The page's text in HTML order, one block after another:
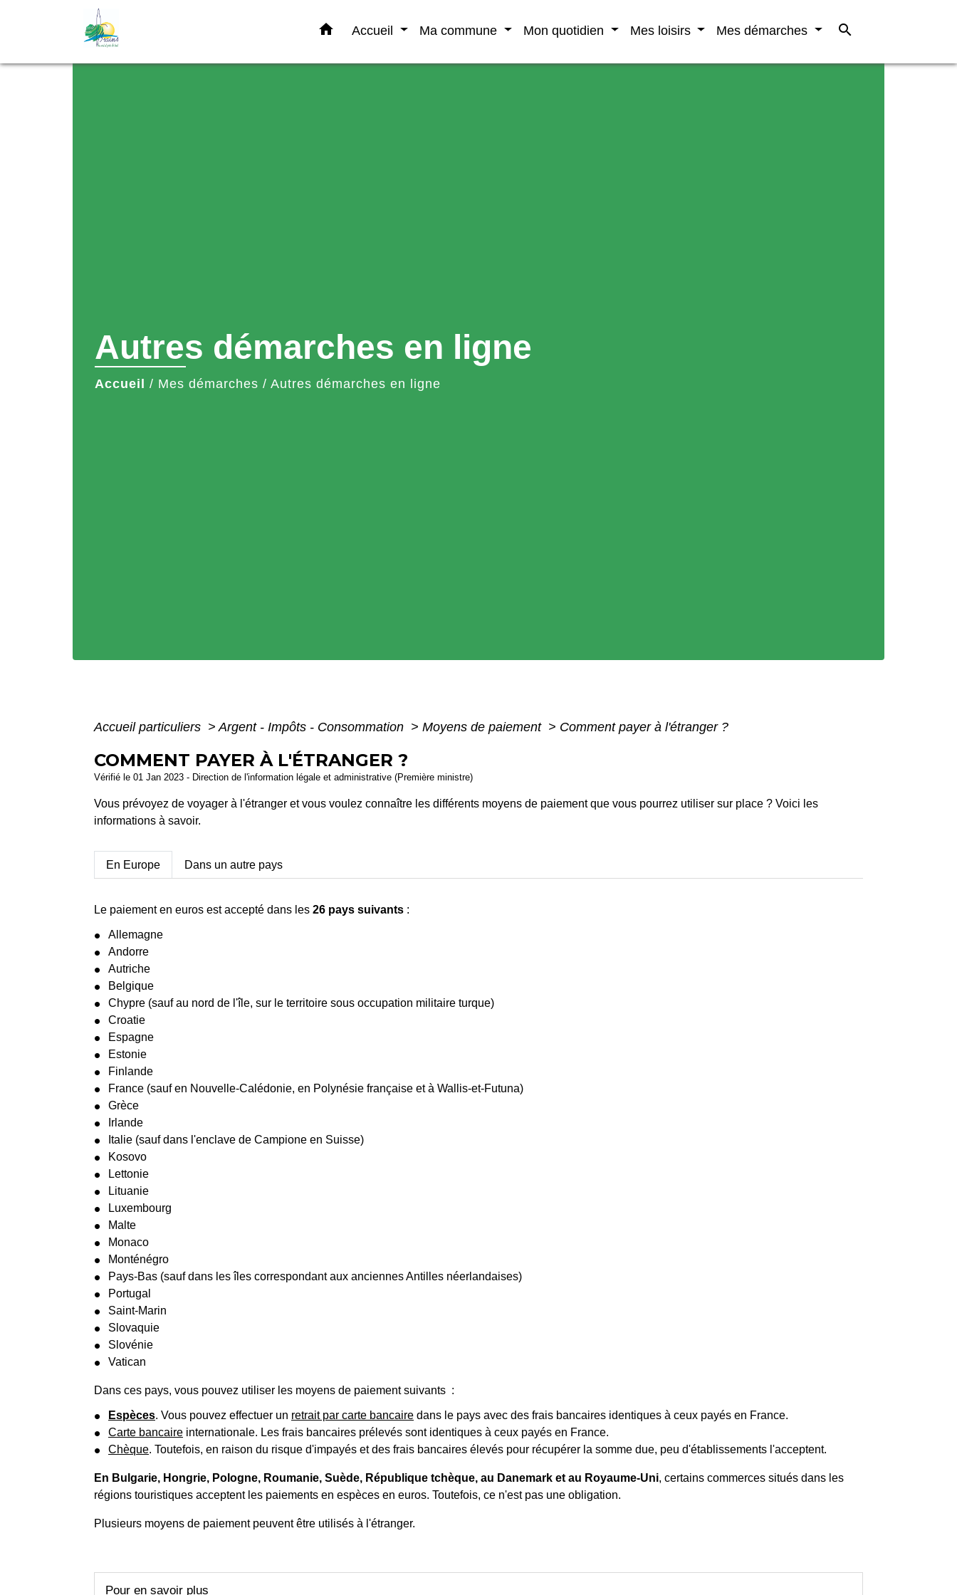
home Accueil Ma commune Mon quotidien Mes loisirs Mes démarches search
Autres démarches en ligne
Accueil / Mes démarches / Autres démarches en ligne
Accueil particuliers > Argent - Impôts - Consommation > Moyens de paiement > Comment payer à l'étranger ?
COMMENT PAYER À L'ÉTRANGER ?
Vérifié le 01 Jan 2023 - Direction de l'information légale et administrative (Première ministre)
Vous prévoyez de voyager à l'étranger et vous voulez connaître les différents moyens de paiement que vous pourrez utiliser sur place ? Voici les
informations à savoir.
En Europe Dans un autre pays
Le paiement en euros est accepté dans les 26 pays suivants :
Allemagne
Andorre
Autriche
Belgique
Chypre (sauf au nord de l'île, sur le territoire sous occupation militaire turque)
Croatie
Espagne
Estonie
Finlande
France (sauf en Nouvelle-Calédonie, en Polynésie française et à Wallis-et-Futuna)
Grèce
Irlande
Italie (sauf dans l'enclave de Campione en Suisse)
Kosovo
Lettonie
Lituanie
Luxembourg
Malte
Monaco
Monténégro
Pays-Bas (sauf dans les îles correspondant aux anciennes Antilles néerlandaises)
Portugal
Saint-Marin
Slovaquie
Slovénie
Vatican
Dans ces pays, vous pouvez utiliser les moyens de paiement suivants :
Espèces. Vous pouvez effectuer un retrait par carte bancaire dans le pays avec des frais bancaires identiques à ceux payés en France.
Carte bancaire internationale. Les frais bancaires prélevés sont identiques à ceux payés en France.
Chèque. Toutefois, en raison du risque d'impayés et des frais bancaires élevés pour récupérer la somme due, peu d'établissements l'acceptent.
En Bulgarie, Hongrie, Pologne, Roumanie, Suède, République tchèque, au Danemark et au Royaume-Uni, certains commerces situés dans les
régions touristiques acceptent les paiements en espèces en euros. Toutefois, ce n'est pas une obligation.
Plusieurs moyens de paiement peuvent être utilisés à l'étranger.
Pour en savoir plus